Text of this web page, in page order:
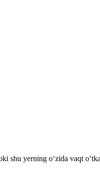
shu yerning o‘zida vaqt